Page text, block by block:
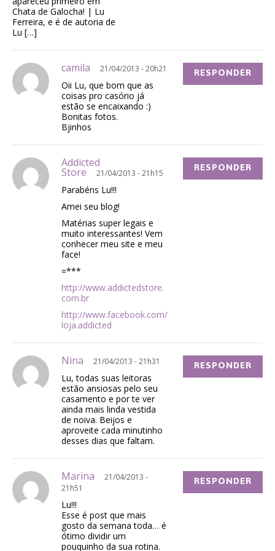
Chata de Galocha! | Lu
Ferreira, e é de autoria de
Lu […]
camila 21/04/2013 - 20h21
Oii Lu, que bom que as
coisas pro casório já
estão se encaixando :)
Bonitas fotos.
Bjinhos
RESPONDER
Addicted
Store 21/04/2013 - 21h15
Parabéns Lu!!!
Amei seu blog!
Matérias super legais e
muito interessantes! Vem
conhecer meu site e meu
face!
=***
http://www.addictedstore.
com.br
http://www.facebook.com/
loja.addicted
RESPONDER
Nina 21/04/2013 - 21h31
Lu, todas suas leitoras
estão ansiosas pelo seu
casamento e por te ver
ainda mais linda vestida
de noiva. Beijos e
aproveite cada minutinho
desses dias que faltam.
RESPONDER
Marina
21/04/2013 -
21h51
Lu!!!
Esse é post que mais
gosto da semana toda… é
ótimo dividir um
pouquinho da sua rotina.
RESPONDER